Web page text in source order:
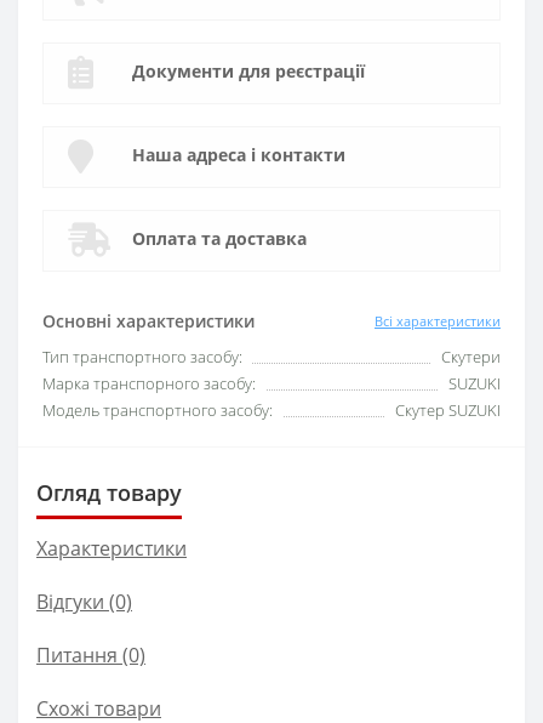
Основні характеристики Всі характеристики
Тип транспортного засобу:
Скутери
Марка транспорного засобу:
SUZUKI
Модель транспортного засобу:
Скутер SUZUKI
Документи для реєстрації
Наша адреса і контакти
Оплата та доставка
Огляд товару
Характеристики
Відгуки (0)
Питання (0)
Схожі товари